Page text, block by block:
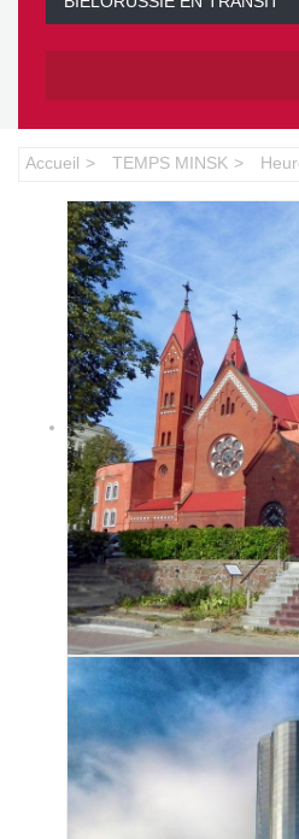
Accueil TEMPS MINSK